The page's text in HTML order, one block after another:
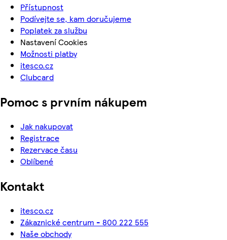
Přístupnost
Podívejte se, kam doručujeme
Poplatek za službu
Nastavení Cookies
Možnosti platby
itesco.cz
Clubcard
Pomoc s prvním nákupem
Jak nakupovat
Registrace
Rezervace času
Oblíbené
Kontakt
itesco.cz
Zákaznické centrum - 800 222 555
Naše obchody